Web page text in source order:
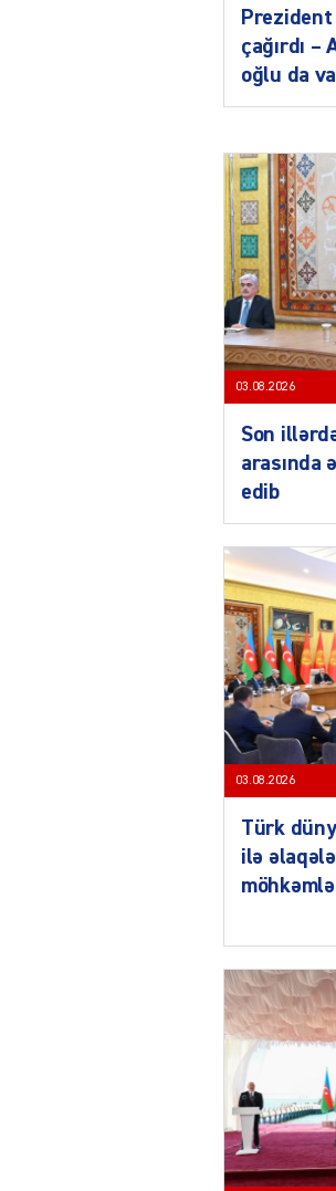
çağırdı –
oğlu da
03.08.2026
Son
arasında
edib
03.08.2026
Türk
ilə